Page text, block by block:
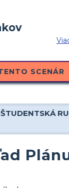
SCENÁR
ŠTUDENTSKÁ